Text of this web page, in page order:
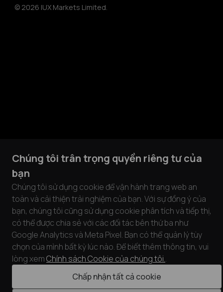
© 2026 IUX Markets Limited.
Chúng tôi trân trọng quyền riêng tư của
bạn
Chúng tôi sử dụng cookie để vận hành trang web an
toàn và cải thiện trải nghiệm của bạn. Với sự đồng ý của
bạn, chúng tôi cũng sử dụng cookie phân tích và tiếp thị,
có thể được chia sẻ với các đối tác bên thứ ba như
Google Analytics và Meta Pixel. Bạn có thể quản lý tùy
chọn của mình bất kỳ lúc nào. Để biết thêm thông tin, vui
lòng xemChính sách Cookie của chúng tôi..
Chấp nhận tất cả cookie